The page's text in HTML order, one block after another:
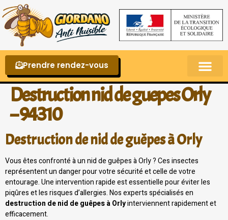
Prendre rendez-vous
Destruction nid de guepes Orly
– 94310
Destruction de nid de guêpes à Orly
Vous êtes confronté à un nid de guêpes à Orly ? Ces insectes
représentent un danger pour votre sécurité et celle de votre
entourage. Une intervention rapide est essentielle pour éviter les
piqûres et les risques d’allergies. Nos experts spécialisés en
destruction de nid de guêpes à Orlyinterviennent rapidement et
efficacement.